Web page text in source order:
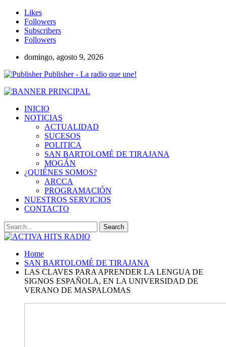
Likes
Followers
Subscribers
Followers
domingo, agosto 9, 2026
Publisher - La radio que une!
INICIO
NOTICIAS
ACTUALIDAD
SUCESOS
POLITICA
SAN BARTOLOMÉ DE TIRAJANA
MOGÁN
¿QUIÉNES SOMOS?
ARCCA
PROGRAMACIÓN
NUESTROS SERVICIOS
CONTACTO
Home
SAN BARTOLOMÉ DE TIRAJANA
LAS CLAVES PARA APRENDER LA LENGUA DE
SIGNOS ESPAÑOLA, EN LA UNIVERSIDAD DE
VERANO DE MASPALOMAS